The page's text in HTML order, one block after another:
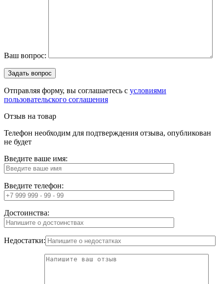
Ваш вопрос:
Отправляя форму, вы соглашаетесь с условиями
пользовательского соглашения
Отзыв на товар
Телефон необходим для подтверждения отзыва, опубликован
не будет
Введите ваше имя:
Введите телефон:
Достоинства:
Недостатки: